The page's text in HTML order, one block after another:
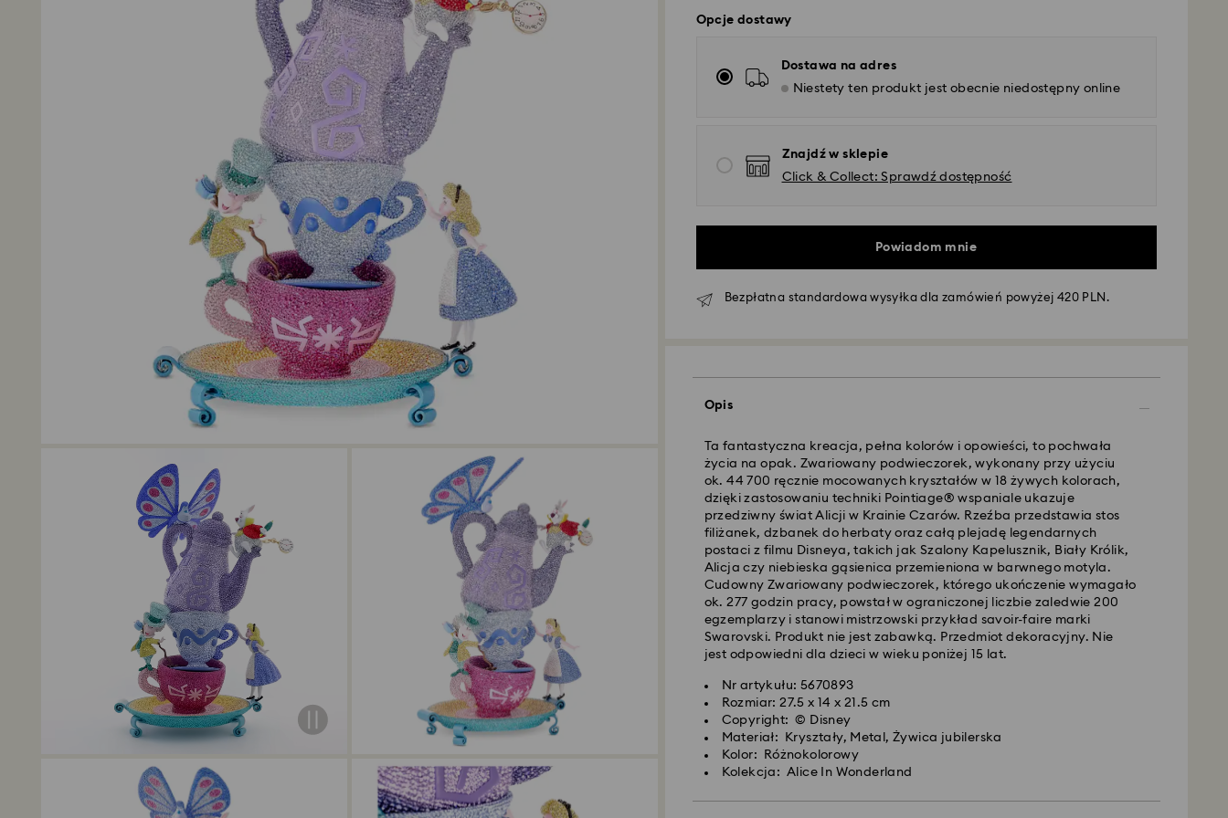
Opcje dostawy
Dostawa na adres
Niestety ten produkt jest obecnie niedostępny online
Znajdź w sklepie
Click & Collect: Sprawdź dostępność
Powiadom mnie
Bezpłatna standardowa wysyłka dla zamówień powyżej 420 PLN.
Opis
Ta fantastyczna kreacja, pełna kolorów i opowieści, to pochwała
życia na opak. Zwariowany podwieczorek, wykonany przy użyciu
ok. 44 700 ręcznie mocowanych kryształów w 18 żywych kolorach,
dzięki zastosowaniu techniki Pointiage® wspaniale ukazuje
przedziwny świat Alicji w Krainie Czarów. Rzeźba przedstawia stos
filiżanek, dzbanek do herbaty oraz całą plejadę legendarnych
postaci z filmu Disneya, takich jak Szalony Kapelusznik, Biały Królik,
Alicja czy niebieska gąsienica przemieniona w barwnego motyla.
Cudowny Zwariowany podwieczorek, którego ukończenie wymagało
ok. 277 godzin pracy, powstał w ograniczonej liczbie zaledwie 200
egzemplarzy i stanowi mistrzowski przykład savoir-faire marki
Swarovski. Produkt nie jest zabawką. Przedmiot dekoracyjny. Nie
jest odpowiedni dla dzieci w wieku poniżej 15 lat.
Nr artykułu: 5670893
Rozmiar: 27.5 x 14 x 21.5 cm
Copyright: © Disney
Materiał: Kryształy, Metal, Żywica jubilerska
Kolor: Różnokolorowy
Kolekcja: Alice In Wonderland
Standardowy dostawy - GLS
Zamówienia złożone of poniedziałku do piątku do godziny 10:00
czasu CET zostaną przetworzone i wysłane tego samego dnia.
Standardowy czas dostawy: 3 dni robocze po przetworzeniu i
wysyłce
Koszt dostawy standardowej: 25 PLN
Bezpłatna standardowa wysyłka dla zamówień powyżej 420 PLN
Dostawy ekspresowej -FedEx
Zamówienia złożone of poniedziałku do piątku do godziny 14:30
czasu CET zostaną przetworzone i wysłane tego samego dnia.
Czas dostawy ekspresowej: 1-2 dni robocze po przetworzeniu i
wysyłce
Koszt dostawy ekspresowej: 90 PLN